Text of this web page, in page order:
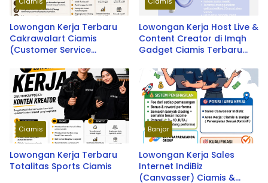
Lowongan Kerja Terbaru
Cakrawalart Ciamis
(Customer Service
Lowongan Kerja Host Live &
Content Creator di Imqh
Gadget Ciamis Terbaru
Ciamis
Lowongan Kerja Terbaru
Totalitas Sports Ciamis
Banjar
Lowongan Kerja Sales
Internet IndiBiz
(Canvasser) Ciamis &